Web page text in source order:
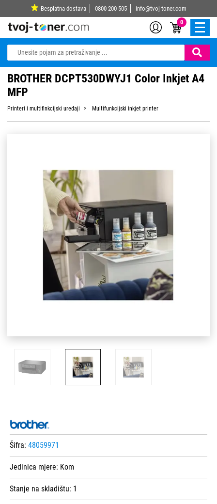
Besplatna dostava 0800 200 505 info@tvoj-toner.com
0
BROTHER DCPT530DWYJ1 Color Inkjet A4
MFP
Printeri i multifinkcijski uređaji Multifunkcijski inkjet printer
Šifra: 48059971
Jedinica mjere: Kom
Stanje na skladištu: 1